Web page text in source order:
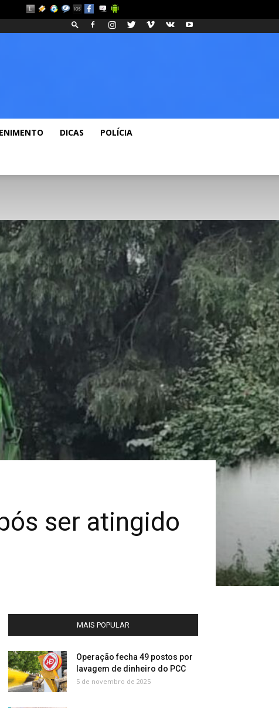
Fashion Blog
DICAS POLÍCIA
ser atingido
MAIS POPULAR
Operação fecha 49 postos por
lavagem de dinheiro do PCC
5 de novembro de 2025